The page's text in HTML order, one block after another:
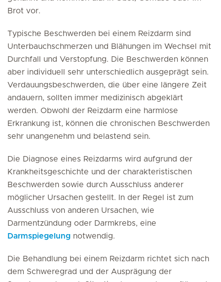
Brot vor.
Typische Beschwerden bei einem Reizdarm sind
Unterbauchschmerzen und Blähungen im Wechsel mit
Durchfall und Verstopfung. Die Beschwerden können
aber individuell sehr unterschiedlich ausgeprägt sein.
Verdauungsbeschwerden, die über eine längere Zeit
andauern, sollten immer medizinisch abgeklärt
werden. Obwohl der Reizdarm eine harmlose
Erkrankung ist, können die chronischen Beschwerden
sehr unangenehm und belastend sein.
Die Diagnose eines Reizdarms wird aufgrund der
Krankheitsgeschichte und der charakteristischen
Beschwerden sowie durch Ausschluss anderer
möglicher Ursachen gestellt. In der Regel ist zum
Ausschluss von anderen Ursachen, wie
Darmentzündung oder Darmkrebs, eine
Darmspiegelung notwendig.
Die Behandlung bei einem Reizdarm richtet sich nach
dem Schweregrad und der Ausprägung der